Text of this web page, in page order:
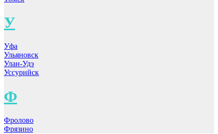
У
Уфа
Ульяновск
Улан-Удэ
Уссурийск
Ф
Фролово
Фрязино